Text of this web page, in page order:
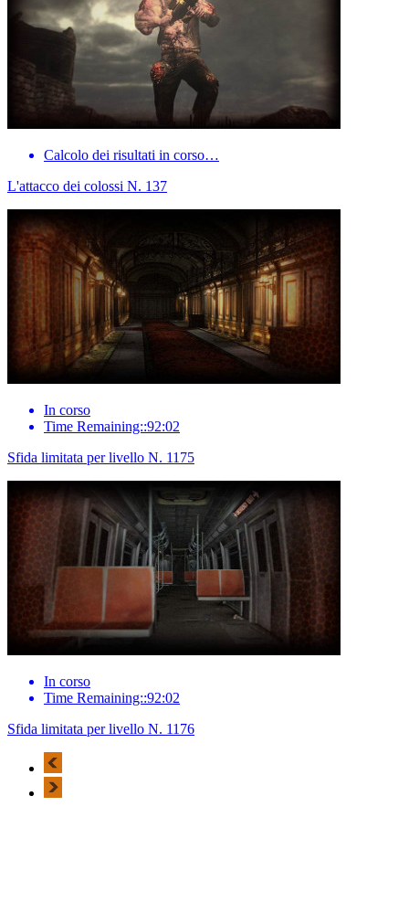
Calcolo dei risultati in corso…
L'attacco dei colossi N. 137
In corso
Time Remaining::92:02
Sfida limitata per livello N. 1175
In corso
Time Remaining::92:02
Sfida limitata per livello N. 1176